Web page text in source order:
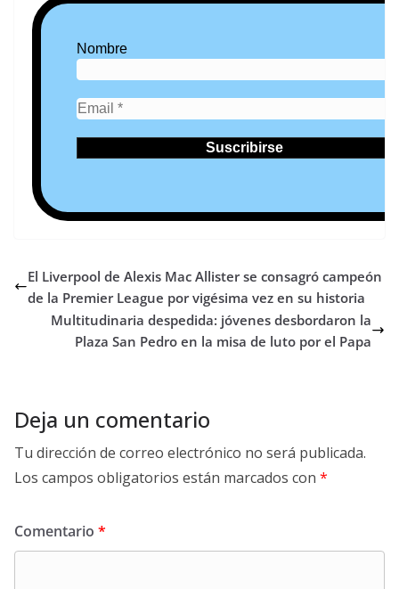
Nombre
El Liverpool de Alexis Mac Allister se consagró campeón
de la Premier League por vigésima vez en su historia
Multitudinaria despedida: jóvenes desbordaron la
Plaza San Pedro en la misa de luto por el Papa
Deja un comentario
Tu dirección de correo electrónico no será publicada.
Los campos obligatorios están marcados con *
Comentario *